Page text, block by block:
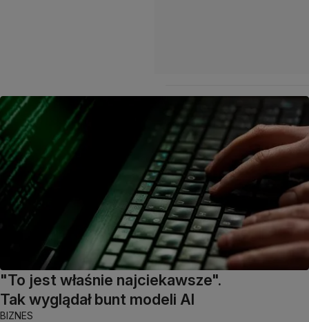
"To jest właśnie najciekawsze".
Tak wyglądał bunt modeli AI
BIZNES